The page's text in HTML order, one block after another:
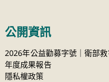
公開資訊
2026年公益勸募字號｜衛部
年度成果報告
隱私權政策